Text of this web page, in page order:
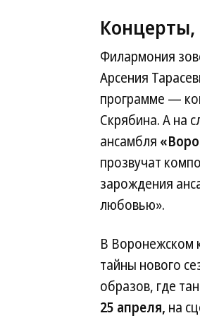
Концерты,
Филармония
Арсения
программе —
Скрябина. А на
ансамбля
прозвучат
зарождения
любовью».
В Воронежском
тайны нового
образов, где
25 апреля, на